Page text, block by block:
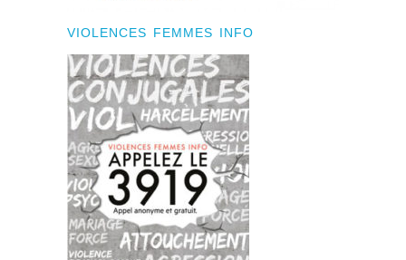
VIOLENCES FEMMES INFO